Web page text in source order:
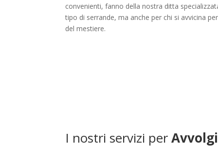
convenienti, fanno della nostra ditta
tipo di serrande, ma anche per chi si avvicina
del mestiere.
I nostri servizi per